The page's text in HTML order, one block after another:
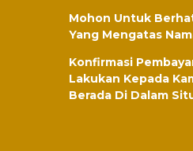
Mohon Untuk
Yang Mengatas
Konfirmasi
Lakukan Kepada
Berada Di Dalam